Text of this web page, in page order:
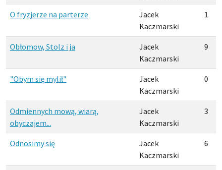
O fryzjerze na parterze
Jacek
Kaczmarski
1
Obłomow, Stolz i ja
Jacek
Kaczmarski
9
"Obym się mylił"
Jacek
Kaczmarski
0
Odmiennych mową, wiarą,
obyczajem...
Jacek
Kaczmarski
3
Odnosimy się
Jacek
Kaczmarski
6